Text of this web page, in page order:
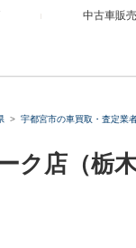
中古車販
宇都宮市の車買取・査定業
ク店（栃